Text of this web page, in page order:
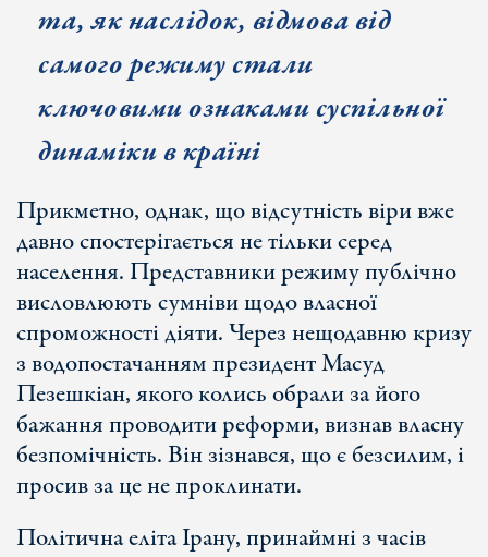
та, як наслідок, відмова від
самого режиму стали
ключовими ознаками суспільної
динаміки в країні
Прикметно, однак, що відсутність віри вже
давно спостерігається не тільки серед
населення. Представники режиму публічно
висловлюють сумніви щодо власної
спроможності діяти. Через нещодавню кризу
з водопостачанням президент Масуд
Пезешкіан, якого колись обрали за його
бажання проводити реформи, визнав власну
безпомічність. Він зізнався, що є безсилим, і
просив за це не проклинати.
Політична еліта Ірану, принаймні з часів